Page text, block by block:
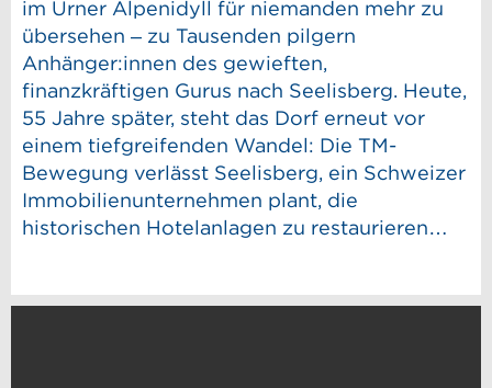
im Urner Alpenidyll für niemanden mehr zu
übersehen – zu Tausenden pilgern
Anhänger:innen des gewieften,
finanzkräftigen Gurus nach Seelisberg. Heute,
55 Jahre später, steht das Dorf erneut vor
einem tiefgreifenden Wandel: Die TM-
Bewegung verlässt Seelisberg, ein Schweizer
Immobilienunternehmen plant, die
historischen Hotelanlagen zu restaurieren…